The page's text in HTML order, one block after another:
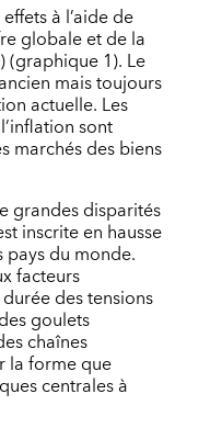
à l’aide de
globale et de la
(graphique 1). Le
mais toujours
actuelle. Les
sont
marchés des biens
grandes disparités
inscrite en hausse
du monde.
facteurs
des tensions
goulets
chaînes
la forme que
centrales à